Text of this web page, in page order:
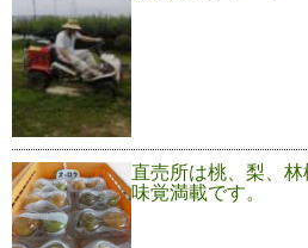
直売所は桃、梨、林
味覚満載です。